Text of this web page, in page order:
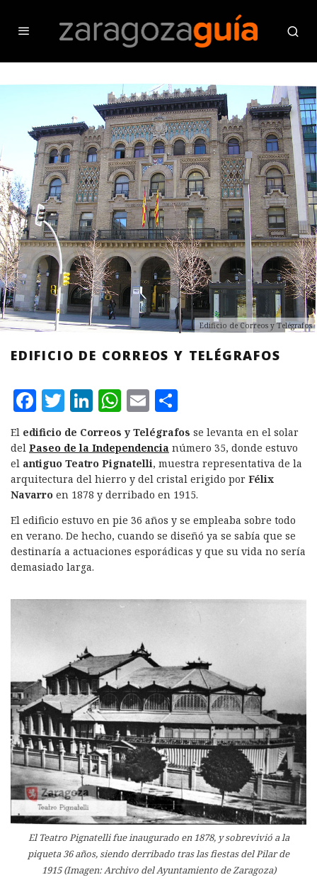
Edificio de Correos y Telégrafos
EDIFICIO DE CORREOS Y TELÉGRAFOS
F
a
c
e
b
o
o
k
T
w
it
te
r
L
i
n
k
e
d
I
n
W
h
at
s
A
p
p
E
m
ai
l
o
m
p
a
rt
ir
El edificio de Correos y Telégrafos se levanta en el solar
del Paseo de la Independencia número 35, donde estuvo
el antiguo Teatro Pignatelli, muestra representativa de la
arquitectura del hierro y del cristal erigido por Félix
Navarro en 1878 y derribado en 1915.
El edificio estuvo en pie 36 años y se empleaba sobre todo
en verano. De hecho, cuando se diseñó ya se sabía que se
destinaría a actuaciones esporádicas y que su vida no sería
demasiado larga.
El Teatro Pignatelli fue inaugurado en 1878, y sobrevivió a la
piqueta 36 años, siendo derribado tras las fiestas del Pilar de
1915 (Imagen: Archivo del Ayuntamiento de Zaragoza)